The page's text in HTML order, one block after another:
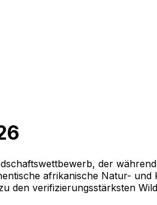
der
afrikanische Natur- und
den verifizierungsstärksten